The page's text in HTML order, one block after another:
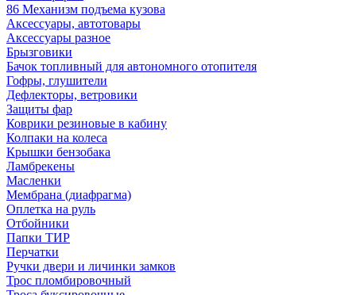
86 Механизм подъема кузова
Аксессуары, автотовары
Аксессуары разное
Брызговики
Бачок топливный для автономного отопителя
Гофры, глушители
Дефлекторы, ветровики
Защиты фар
Коврики резиновые в кабину
Колпаки на колеса
Крышки бензобака
Ламбрекены
Масленки
Мембрана (диафрагма)
Оплетка на руль
Отбойники
Папки ТИР
Перчатки
Ручки двери и личинки замков
Трос пломбировочный